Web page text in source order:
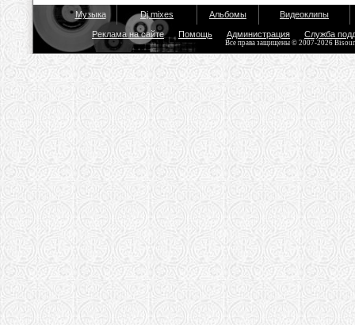
Музыка Dj mixes Альбомы Видеоклипы
Реклама на сайте Помощь Администрация Служба
Все права защищены © 2007-2026